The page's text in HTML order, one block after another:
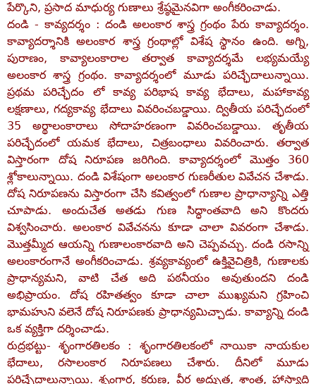
పేర్కొని, ప్రసాద మాధుర్య గుణాలు శ్రేష్ఠమైనవిగా అంగీకరించాడు.
దండి - కావ్యదర్శం : దండి అలంకార శాస్త్ర గ్రంథం పేరు కావ్యాదర్శం.
కావ్యాదర్శానికి అలంకార శాస్త్ర గ్రంథాల్లో విశేష స్థానం ఉంది. అగ్ని,
పురాణం, కావ్యాలంకారాల తర్వాత కావ్యాదర్శమే లభ్యమయ్యే
అలంకార శాస్త్ర గ్రంథం. కావ్యాదర్శంలో మూడు పరిచ్ఛేదాలున్నాయి.
ప్రథమ పరిచ్ఛేదం లో కావ్య పరిభాష కావ్య భేదాలు, మహాకావ్య
లక్షణాలు, గద్యకావ్య భేదాలు వివరించబడ్డాయి. ద్వితీయ పరిచ్ఛేదంలో
35 అర్థాలంకారాలు సోదాహరణంగా వివరించబడ్డాయి. తృతీయ
పరిచ్ఛేదంలో యమక భేదాలు, చిత్రబంధాలు వివరించారు. తర్వాత
విస్తారంగా దోష నిరూపణ జరిగింది. కావ్యాదర్శంలో మొత్తం 360
శ్లోకాలున్నాయి. దండి విశేషంగా అలంకార గుణరీతుల వివేచన చేశాడు.
దోష నిరూపణను విస్తారంగా చేసి కవిత్వంలో గుణాల ప్రాధాన్యాన్ని ఎత్తి
చూపాడు. అందుచేత అతడు గుణ సిద్ధాంతవాది అని కొందరు
విశ్వసించారు. అలంకార వివేచనను కూడా చాలా వివరంగా చేశాడు.
మొత్తమ్మీద ఆయన్ని గుణాలంకారవాది అని చెప్పవచ్చు. దండి రసాన్ని
అలంకారంగానే అంగీకరించాడు. శ్రవ్యకావ్యంలో ఉక్తివైచిత్రికి, గుణాలకు
ప్రాధాన్యమని, వాటి చేత అది పఠనీయం అవుతుందని దండి
అభిప్రాయం. దోష రహితత్వం కూడా చాలా ముఖ్యమని గ్రహించి
భామహుని వలెనే దోష నిరూపణకు ప్రాధాన్యమిచ్చాడు. కావ్యాన్ని దండి
ఒక వ్యక్తిగా దర్శించాడు.
రుద్రభట్టు- శృంగారతిలకం : శృంగారతిలకంలో నాయికా నాయకుల
భేదాలు, రసాలంకార నిరూపణలు చేశారు. దీనిలో మూడు
పరిచ్ఛేదాలున్నాయి. శృంగార, కరుణ, వీర అద్భుత, శాంత, హాస్యాది